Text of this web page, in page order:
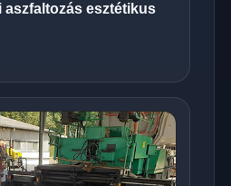
aszfaltozás esztétikus